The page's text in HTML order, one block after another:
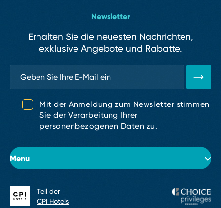
Menu
Über das Hotel
Newsletter
Erhalten Sie die neuesten Nachrichten,
exklusive Angebote und Rabatte.
Mit der Anmeldung zum Newsletter stimmen
Sie der Verarbeitung Ihrer
personenbezogenen Daten zu.
Teil der
CPI Hotels